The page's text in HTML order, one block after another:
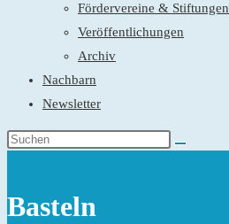
Fördervereine & Stiftungen
Veröffentlichungen
Archiv
Nachbarn
Newsletter
Basteln